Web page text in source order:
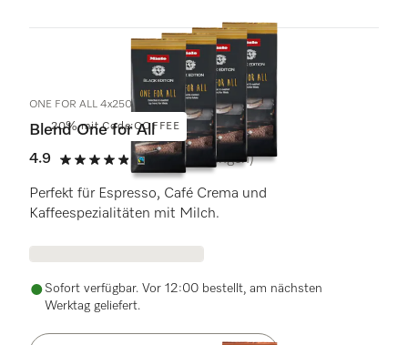
3 Produkte
20% mit Code:COFFEE
ONE FOR ALL 4x250g
Blend One for All
4.9
4.9 von 5 Sternen
(50 Bewertungen)
Perfekt für Espresso, Café Crema und
Kaffeespezialitäten mit Milch.
Sofort verfügbar. Vor 12:00 bestellt, am nächsten
Werktag geliefert.